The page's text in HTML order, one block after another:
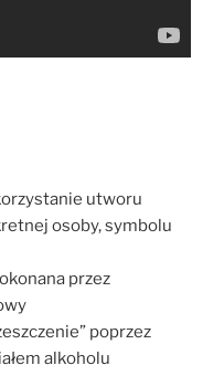
utworu
osoby, symbolu
przez
poprzez
alkoholu